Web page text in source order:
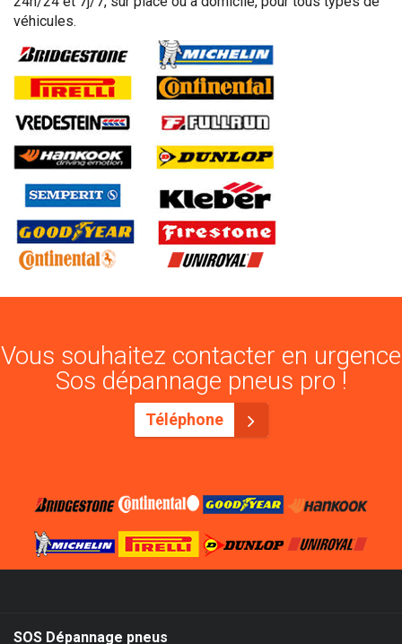
véhicules.
Vous souhaitez contacter en urgence
Sos dépannage pneus pro !
Téléphone
SOS Dépannage pneus